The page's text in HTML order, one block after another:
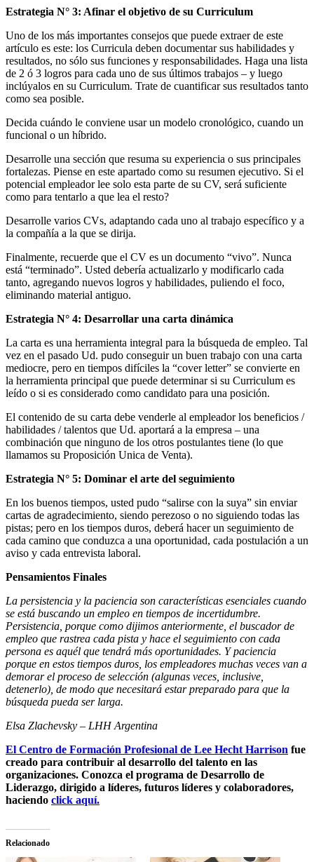
Estrategia N° 3: Afinar el objetivo de su Curriculum
Uno de los más importantes consejos que puede extraer de este
artículo es este: los Curricula deben documentar sus habilidades y
resultados, no sólo sus funciones y responsabilidades. Haga una lista
de 2 ó 3 logros para cada uno de sus últimos trabajos – y luego
inclúyalos en su Curriculum. Trate de cuantificar sus resultados tanto
como sea posible.
Decida cuándo le conviene usar un modelo cronológico, cuando un
funcional o un híbrido.
Desarrolle una sección que resuma su experiencia o sus principales
fortalezas. Piense en este apartado como su resumen ejecutivo. Si el
potencial empleador lee solo esta parte de su CV, será suficiente
como para tentarlo a que lea el resto?
Desarrolle varios CVs, adaptando cada uno al trabajo específico y a
la compañía a la que se dirija.
Finalmente, recuerde que el CV es un documento “vivo”. Nunca
está “terminado”. Usted debería actualizarlo y modificarlo cada
tanto, agregando nuevos logros y habilidades, puliendo el foco,
eliminando material antiguo.
Estrategia N° 4: Desarrollar una carta dinámica
La carta es una herramienta integral para la búsqueda de empleo. Tal
vez en el pasado Ud. pudo conseguir un buen trabajo con una carta
mediocre, pero en tiempos difíciles la “cover letter” se convierte en
la herramienta principal que puede determinar si su Curriculum es
leído o si es considerado como candidato para una posición.
El contenido de su carta debe venderle al empleador los beneficios /
habilidades / talentos que Ud. aportará a la empresa – una
combinación que ninguno de los otros postulantes tiene (lo que
llamamos su Proposición Unica de Venta).
Estrategia N° 5: Dominar el arte del seguimiento
En los buenos tiempos, usted pudo “salirse con la suya” sin enviar
cartas de agradecimiento, siendo perezoso o no siguiendo todas las
pistas; pero en los tiempos duros, deberá hacer un seguimiento de
cada camino que conduzca a una oportunidad, cada postulación a un
aviso y cada entrevista laboral.
Pensamientos Finales
La persistencia y la paciencia son características esenciales cuando
se está buscando un empleo en tiempos de incertidumbre.
Persistencia, porque como dijimos anteriormente, el buscador de
empleo que rastrea cada pista y hace el seguimiento con cada
persona es aquél que tendrá más oportunidades. Y paciencia
porque en estos tiempos duros, los empleadores muchas veces van a
demorar el proceso de selección (algunas veces, inclusive,
detenerlo), de modo que necesitará estar preparado para que la
búsqueda pueda ser larga.
Elsa Zlachevsky – LHH Argentina
El Centro de Formación Profesional de Lee Hecht Harrison fue
creado para contribuir al desarrollo del talento en las
organizaciones. Conozca el programa de Desarrollo de
Liderazgo, dirigido a líderes, futuros líderes y colaboradores,
haciendo click aquí.
Relacionado